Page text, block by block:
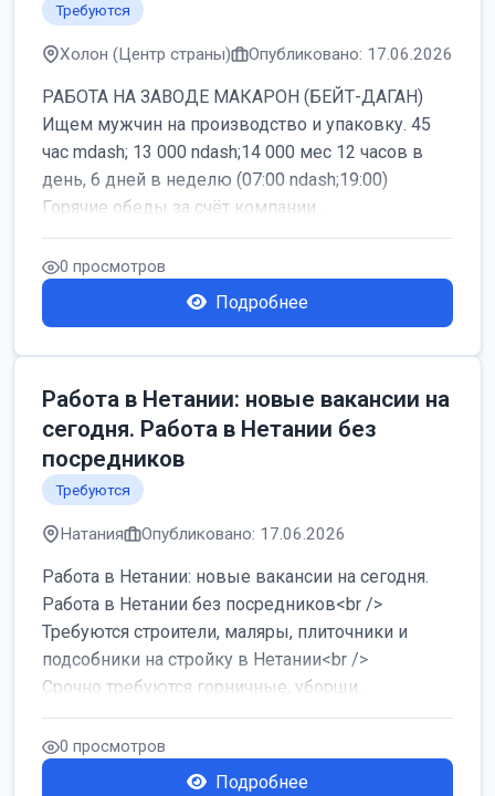
Требуются
Холон (Центр страны) Опубликовано: 17.06.2026
РАБОТА НА ЗАВОДЕ МАКАРОН (БЕЙТ-ДАГАН)
Ищем мужчин на производство и упаковку. 45
час mdash; 13 000 ndash;14 000 мес 12 часов в
день, 6 дней в неделю (07:00 ndash;19:00)
Горячие обеды за счёт компании ...
0 просмотров
Подробнее
Работа в Нетании: новые вакансии на
сегодня. Работа в Нетании без
посредников
Требуются
Натания Опубликовано: 17.06.2026
Работа в Нетании: новые вакансии на сегодня.
Работа в Нетании без посредников<br />
Требуются строители, маляры, плиточники и
подсобники на стройку в Нетании<br />
Срочно требуются горничные, уборщи...
0 просмотров
Подробнее